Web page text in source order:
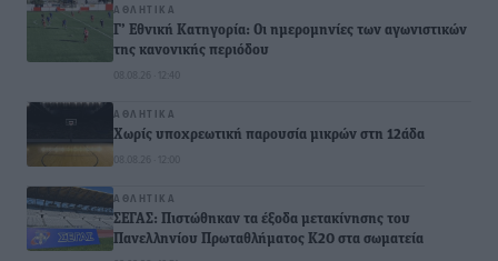
ΑΘΛΗΤΙΚΆ
Γ’ Εθνική Κατηγορία: Οι ημερομηνίες των αγωνιστικών
της κανονικής περιόδου
08.08.26 · 12:40
ΑΘΛΗΤΙΚΆ
Χωρίς υποχρεωτική παρουσία μικρών στη 12άδα
08.08.26 · 12:00
ΑΘΛΗΤΙΚΆ
ΣΕΓΑΣ: Πιστώθηκαν τα έξοδα μετακίνησης του
Πανελληνίου Πρωταθλήματος Κ20 στα σωματεία